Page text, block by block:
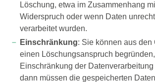
Löschung, etwa im Zusammenhang
Widerspruch oder wenn Daten
verarbeitet wurden.
Einschränkung: Sie können aus den
einen Löschungsanspruch
Einschränkung der
dann müssen die gespeicherten